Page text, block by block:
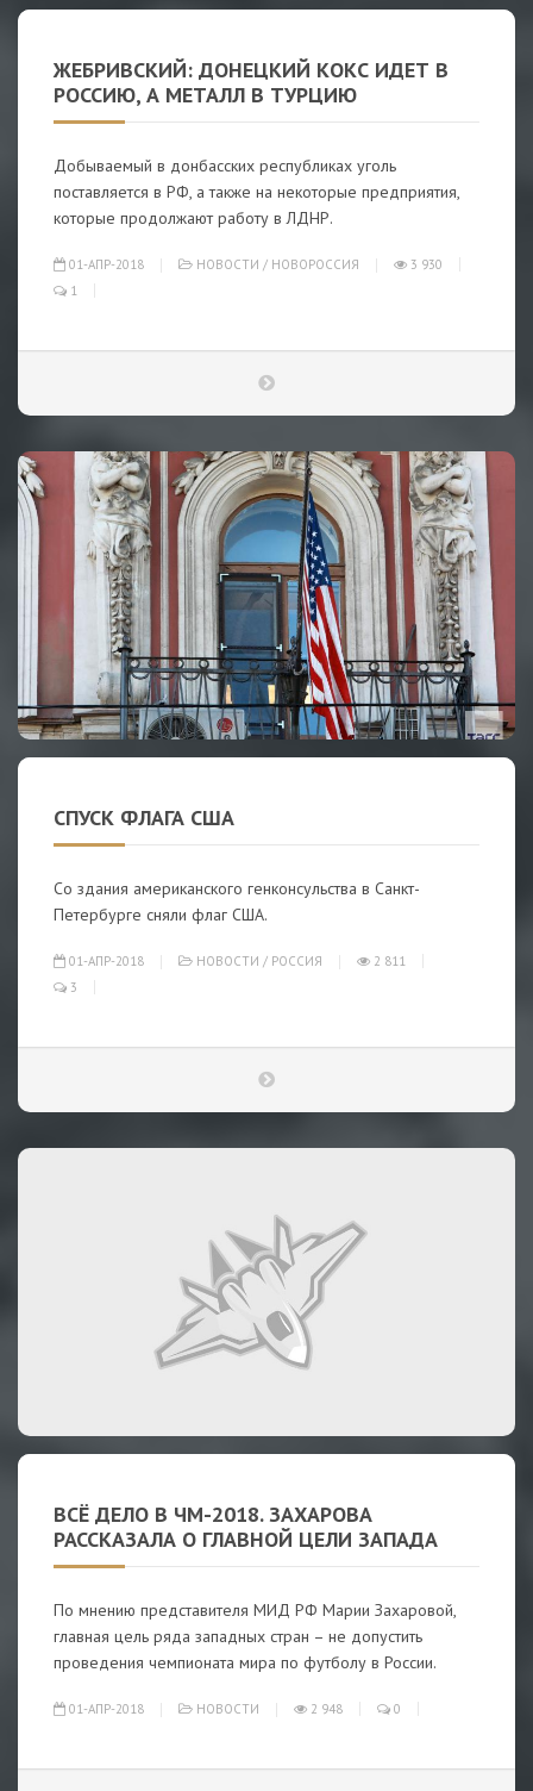
ЖЕБРИВСКИЙ: ДОНЕЦКИЙ КОКС ИДЕТ В
РОССИЮ, А МЕТАЛЛ В ТУРЦИЮ
Добываемый в донбасских республиках уголь
поставляется в РФ, а также на некоторые предприятия,
которые продолжают работу в ЛДНР.
01-АПР-2018 НОВОСТИ / НОВОРОССИЯ
3 930
1
СПУСК ФЛАГА США
Со здания американского генконсульства в Санкт-
Петербурге сняли флаг США.
01-АПР-2018 НОВОСТИ / РОССИЯ
2 811
3
ВСЁ ДЕЛО В ЧМ-2018. ЗАХАРОВА
РАССКАЗАЛА О ГЛАВНОЙ ЦЕЛИ ЗАПАДА
По мнению представителя МИД РФ Марии Захаровой,
главная цель ряда западных стран – не допустить
проведения чемпионата мира по футболу в России.
01-АПР-2018 НОВОСТИ 2 948 0